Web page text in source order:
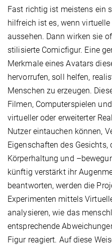
Fast richtig ist meistens ein
hilfreich ist es, wenn
aussehen. Dann wirken sie
stilisierte Comicfigur. Eine
Merkmale eines Avatars
hervorrufen, soll helfen,
Menschen zu erzeugen.
Filmen, Computerspielen
virtueller oder erweiterter
Nutzer eintauchen können,
Eigenschaften des Gesichts,
Körperhaltung und
künftig verstärkt ihr
beantworten, werden die
Experimenten mittels
analysieren, wie das
entsprechende
Figur reagiert. Auf diese